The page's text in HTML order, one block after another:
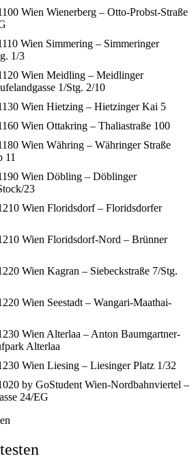
Wien Wienerberg – Otto-Probst-Straße
Wien Simmering – Simmeringer
1/3
Wien Meidling – Meidlinger
1/Stg. 2/10
Wien Hietzing – Hietzinger Kai 5
Wien Ottakring – Thaliastraße 100
Wien Währing – Währinger Straße
11
Wien Döbling – Döblinger
23
Wien Floridsdorf– Floridsdorfer
Wien Floridsdorf-Nord – Brünner
Wien Kagran – Siebeckstraße 7/Stg.
Wien Seestadt – Wangari-Maathai-
Wien Alterlaa – Anton Baumgartner-
Alterlaa
Wien Liesing – Liesinger Platz 1/32
by GoStudent Wien-Nordbahnviertel –
24/EG